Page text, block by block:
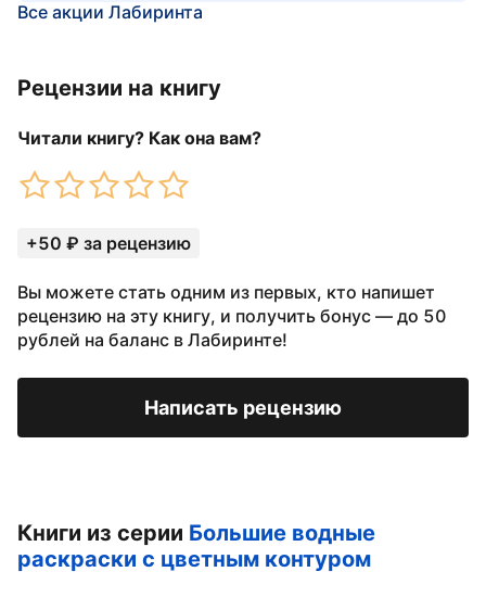
Все акции Лабиринта
Рецензии на книгу
Читали книгу? Как она вам?
+50 ₽ за рецензию
Вы можете стать одним из первых, кто напишет
рецензию на эту книгу, и получить бонус — до 50
рублей на баланс в Лабиринте!
Написать рецензию
Книги из серии Большие водные
раскраски с цветным контуром